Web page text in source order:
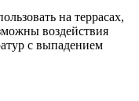
на террасах,
воздействия
с выпадением